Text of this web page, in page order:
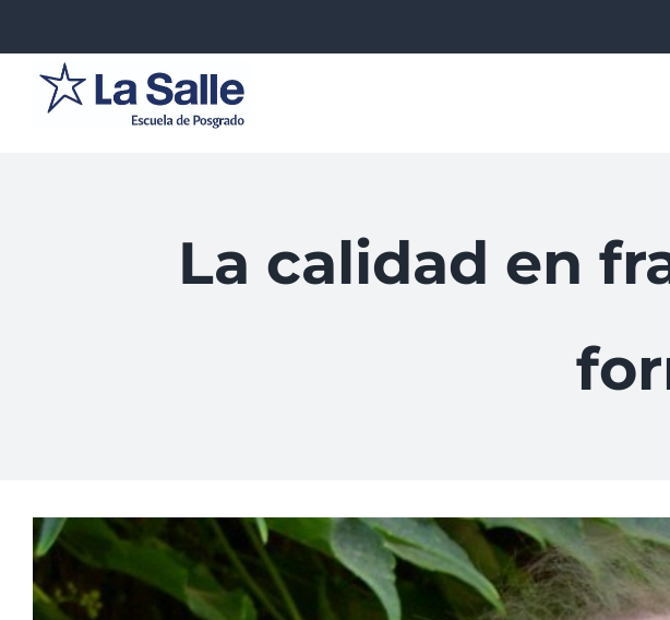
contenido
La calidad en